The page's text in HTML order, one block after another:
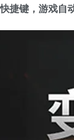
捷键，游戏自